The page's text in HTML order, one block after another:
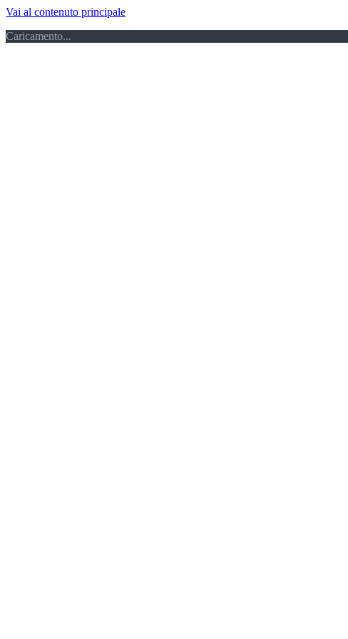
Vai al contenuto principale
Caricamento...